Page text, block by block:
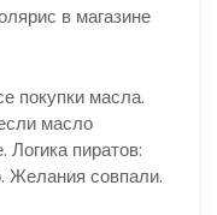
покупки масла.
масло
пиратов:
Желания совпали.